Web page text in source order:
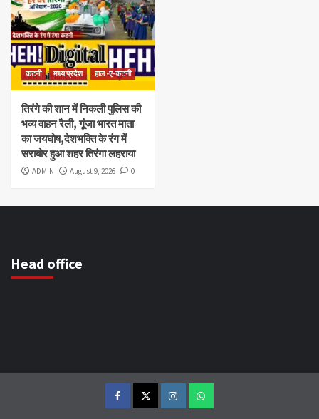
कटनी मध्य प्रदेश हाल -ए-कटनी
तिरंगे की शान में निकली पुलिस की
भव्य वाहन रैली, गूंजा भारत माता
का जयघोष,देशभक्ति के रंग में
सराबोर हुआ शहर तिरंगा लहराया
ADMIN August 9, 2026 0
Head office